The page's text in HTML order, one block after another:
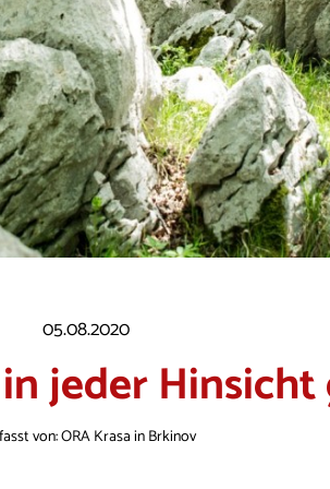
05.08.2020
jeder
von: ORA Krasa in Brkinov